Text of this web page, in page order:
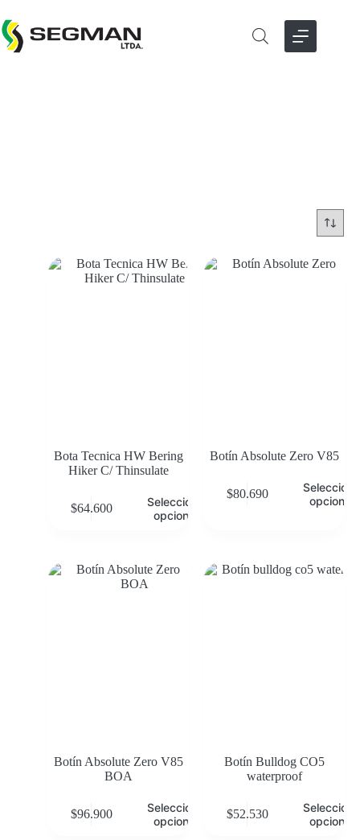
Bota Tecnica HW Bering
Hiker C/ Thinsulate
$64.600
Seleccionar
opciones
Botín Absolute Zero V85
$80.690
opciones
Botín Absolute Zero V85
BOA
$96.900
Seleccionar
opciones
Botín Bulldog CO5
waterproof
$52.530
opciones